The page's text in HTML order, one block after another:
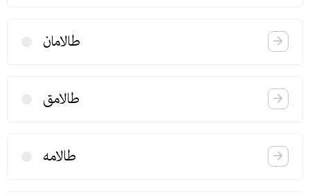
طالامان
طالامق
طالامه